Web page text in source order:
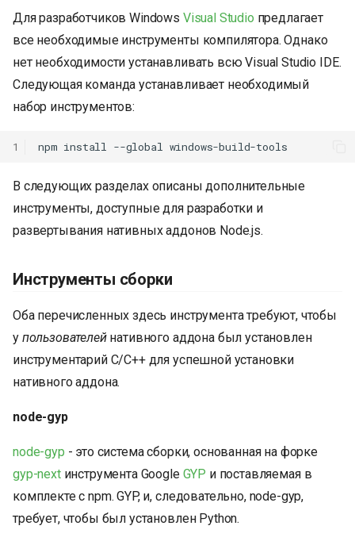
Для разработчиков Windows Visual Studio предлагает
все необходимые инструменты компилятора. Однако
нет необходимости устанавливать всю Visual Studio IDE.
Следующая команда устанавливает необходимый
набор инструментов:
1 npm install --global
В следующих разделах описаны дополнительные
инструменты, доступные для разработки и
развертывания нативных аддонов Node.js.
Инструменты сборки
Оба перечисленных здесь инструмента требуют, чтобы
у пользователейнативного аддона был установлен
инструментарий C/C++ для успешной установки
нативного аддона.
node-gyp
node-gyp - это система сборки, основанная на форке
gyp-nextинструмента Google GYP и поставляемая в
комплекте с npm. GYP, и, следовательно, node-gyp,
требует, чтобы был установлен Python.